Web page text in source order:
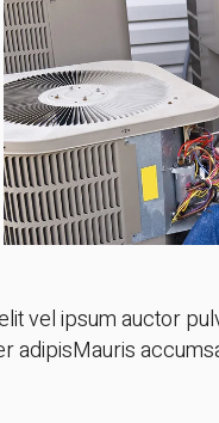
vel ipsum auctor